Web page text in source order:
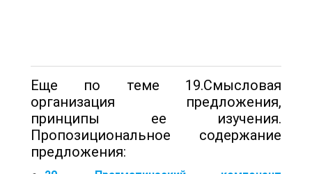
Еще по теме 19.Смысловая
организация предложения,
принципы ее изучения.
Пропозициональное содержание
предложения: